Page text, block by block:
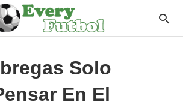
Solo
En El